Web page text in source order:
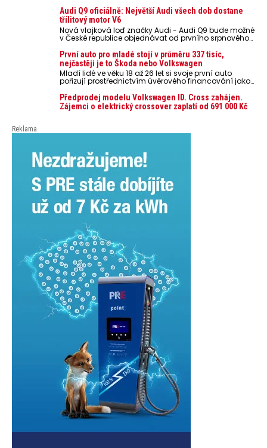
nebezpečí pro odložené mobilní telefony, powerbanky
nebo notebooky. Můžou urychlit stárnutí baterií,
poškodit elektroniku a ve výjimečných případech i
zvýšit riziko požáru.
Audi Q9 oficiálně: Největší Audi všech dob dostane
třílitový motor V6
Nová vlajková loď značky Audi - Audi Q9 bude možné
v České republice objednávat od prvního srpnového
První auto pro mladé stojí v průměru 337 tisíc,
nejčastěji je to Škoda nebo Volkswagen
Mladí lidé ve věku 18 až 26 let si svoje první auto
pořizují prostřednictvím úvěrového financování jako
auto. Průměrná pořizovací cena vozu dosahuje 337
tisíc korun a průměrná financovaná částka
přesahuje 251 tisíc korun. Vyplývá to z dat Leasingu
Předprodej modelu Volkswagen ID. Cross zahájen.
Zájemci o elektrický crossover zaplatí od 691 000 Kč
Reklama